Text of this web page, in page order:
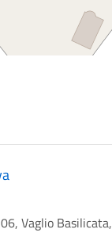
Vaglio Basilicata,